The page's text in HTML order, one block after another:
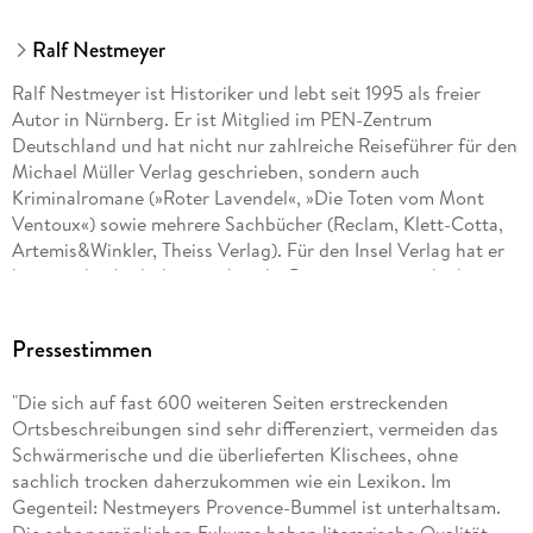
Ralf Nestmeyer
Ralf Nestmeyer ist Historiker und lebt seit 1995 als freier
Autor in Nürnberg. Er ist Mitglied im PEN-Zentrum
Deutschland und hat nicht nur zahlreiche Reiseführer für den
Michael Müller Verlag geschrieben, sondern auch
Kriminalromane (»Roter Lavendel«, »Die Toten vom Mont
Ventoux«) sowie mehrere Sachbücher (Reclam, Klett-Cotta,
Artemis&Winkler, Theiss Verlag). Für den Insel Verlag hat er
literarische Anthologien über die Provence wie auch über
taz, DAMALS, Spiegel online, Arte Magazin, Nürnberger
Zeitung, Badische Neueste Nachrichten, Augsburger
Allgemeine Zeitung sowie im Bayerischen Rundfunk. Weitere
Infos unter www. nestmeyer. de.
Pressestimmen
"Die sich auf fast 600 weiteren Seiten erstreckenden
Ortsbeschreibungen sind sehr differenziert, vermeiden das
Schwärmerische und die überlieferten Klischees, ohne
sachlich trocken daherzukommen wie ein Lexikon. Im
Gegenteil: Nestmeyers Provence-Bummel ist unterhaltsam.